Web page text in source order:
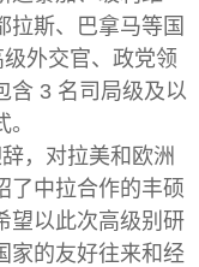
拉斯、巴拿马等国
外交官、政党领
含 3 名司局级及以
，对拉美和欧洲
了中拉合作的丰硕
望以此次高级别研
家的友好往来和经